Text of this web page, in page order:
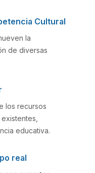
Cultural
la
de diversas
los recursos
educativa.
real